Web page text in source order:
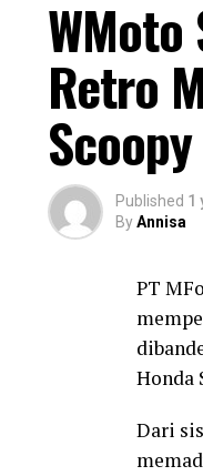
Retro
Published 1
ByAnnisa
PT
Honda
Dari